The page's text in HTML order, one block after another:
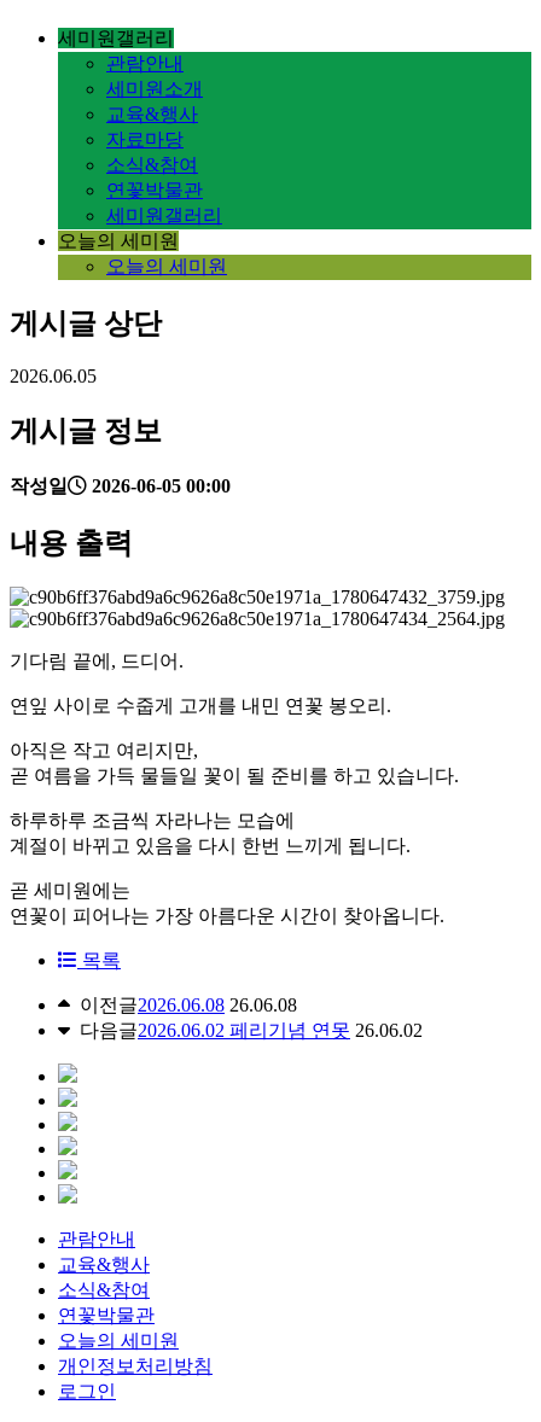
세미원갤러리
관람안내
세미원소개
교육&행사
자료마당
소식&참여
연꽃박물관
세미원갤러리
오늘의 세미원
오늘의 세미원
게시글 상단
2026.06.05
게시글 정보
작성일 2026-06-05 00:00
내용 출력
기다림 끝에, 드디어.
연잎 사이로 수줍게 고개를 내민 연꽃 봉오리.
아직은 작고 여리지만,
곧 여름을 가득 물들일 꽃이 될 준비를 하고 있습니다.
하루하루 조금씩 자라나는 모습에
계절이 바뀌고 있음을 다시 한번 느끼게 됩니다.
곧 세미원에는
연꽃이 피어나는 가장 아름다운 시간이 찾아옵니다.
목록
이전글2026.06.08 26.06.08
다음글2026.06.02 페리기념 연못 26.06.02
관람안내
교육&행사
소식&참여
연꽃박물관
오늘의 세미원
개인정보처리방침
로그인